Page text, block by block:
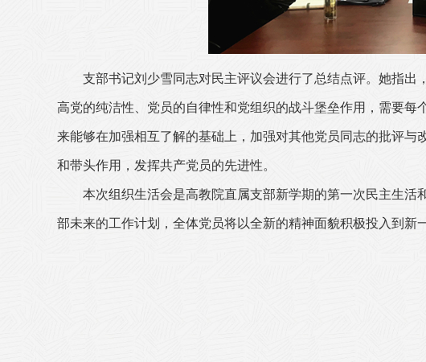
支部书记刘少雪同志对民主评议会进行了总结点评。她指出
高党的纯洁性、党员的自律性和党组织的战斗堡垒作用，需要
来能够在加强相互了解的基础上，加强对其他党员同志的批评
和带头作用，发挥共产党员的先进性。
本次组织生活会是高教院直属支部新学期的第一次民主生
部未来的工作计划，全体党员将以全新的精神面貌积极投入到新